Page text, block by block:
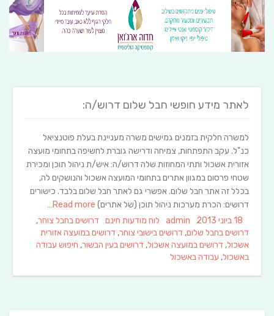
לאתר מידע חופשי חבל שלום דרוש/ה:
למשרה חלקית בזמנים גמישים משרה מעניינת בעלת פוטנציאל
כנ"ל. עקב התפתחות, צמיחה ודרישה גוברת לחשיפה בתחומי מועצה
אזורית אשכול ותתי המחוזות שלה דרוש/ה: איש/ת ניהול תוכן ומכירת
שטחי פרסום במגוון אתרים בתחומי המועצה אשכול והנושקים לה,
בכלל זה אתר חבל שלום. אפשרי גם לאתר חבל שלום בלבד. כישורים
דרושים: הכרת מערכות ניהול תוכן (של אתרים)
Posted
on
18 ביוני 2013 Author
admin
Categories
לוח מודעות חינם Tags
דרושים בחבל צוחר,
דרושים בחבל שלום, דרושים בישובי צוחר, דרושים במועצה אזורית
אשכול, דרושים במועצה אשכול, דרושים בעין הבשור, חיפוש עבודה
באשכול, עבודה באשכול